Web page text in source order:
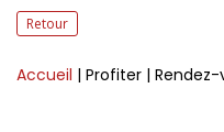
Retour
Accueil | Profiter | Rendez-